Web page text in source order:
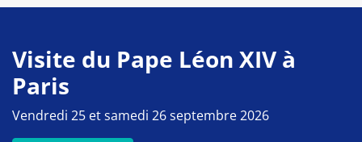
Visite du Pape Léon XIV à
Paris
Vendredi 25 et samedi 26 septembre 2026